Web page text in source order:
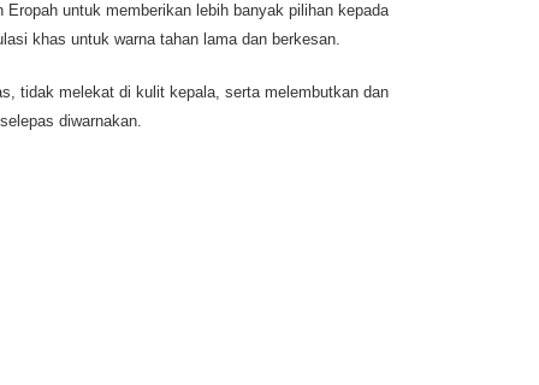
untuk memberikan lebih banyak pilihan kepada
khas untuk warna tahan lama dan berkesan.
tidak melekat di kulit kepala, serta melembutkan dan
diwarnakan.